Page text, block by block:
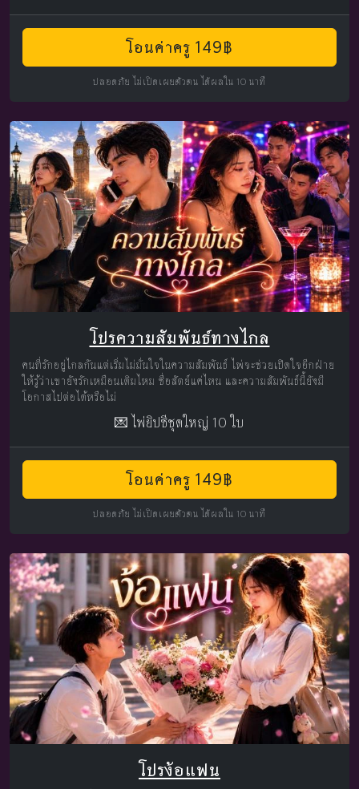
โอนค่าครู 149฿
ปลอดภัย ไม่เปิดเผยตัวตน ได้ผลใน 10 นาที
โปรความสัมพันธ์ทางไกล
คนที่รักอยู่ไกลกันแต่เริ่มไม่มั่นใจในความสัมพันธ์ ไพ่จะช่วยเปิดใจอีกฝ่าย
ให้รู้ว่าเขายังรักเหมือนเดิมไหม ซื่อสัตย์แค่ไหน และความสัมพันธ์นี้ยังมี
โอกาสไปต่อได้หรือไม่
💌 ไพ่ยิปซีชุดใหญ่ 10 ใบ
โอนค่าครู 149฿
ปลอดภัย ไม่เปิดเผยตัวตน ได้ผลใน 10 นาที
โปรง้อแฟน